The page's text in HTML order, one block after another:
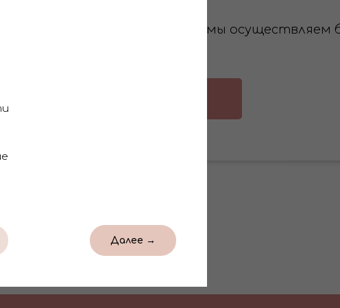
Далее →
При заказе от 2000 ₽ мы осуществляем